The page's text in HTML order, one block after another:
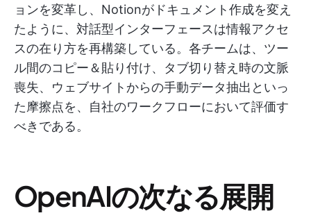
ョンを変革し、Notionがドキュメント作成を変え
たように、対話型インターフェースは情報アクセ
スの在り方を再構築している。各チームは、ツー
ル間のコピー＆貼り付け、タブ切り替え時の文脈
喪失、ウェブサイトからの手動データ抽出といっ
た摩擦点を、自社のワークフローにおいて評価す
べきである。
OpenAIの次なる展開